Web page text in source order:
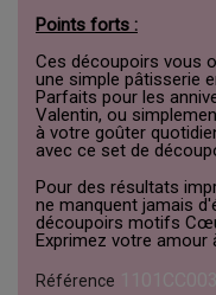
Points forts :
Ces découpoirs vous
une simple pâtisserie
Parfaits pour les
Valentin, ou
à votre goûter
avec ce set de
Pour des résultats
ne manquent jamais
découpoirs motifs
Exprimez votre amour
Référence